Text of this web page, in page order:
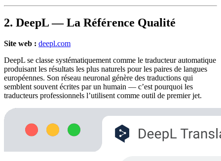
2. DeepL — La Référence Qualité
Site web : deepl.com
DeepL se classe systématiquement comme le traducteur automatique
produisant les résultats les plus naturels pour les paires de langues
européennes. Son réseau neuronal génère des traductions qui
semblent souvent écrites par un humain — c’est pourquoi les
traducteurs professionnels l’utilisent comme outil de premier jet.